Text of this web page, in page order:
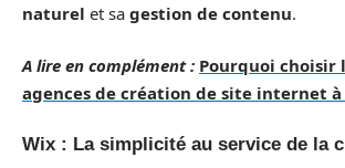
naturel et sa gestion de contenu.
A lire en complément : Pourquoi choisir
agences de création de site internet à
Wix : La simplicité au service de la